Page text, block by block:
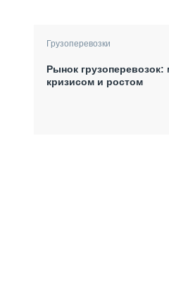
Грузоперевозки
Рынок грузоперевозок:
кризисом и ростом